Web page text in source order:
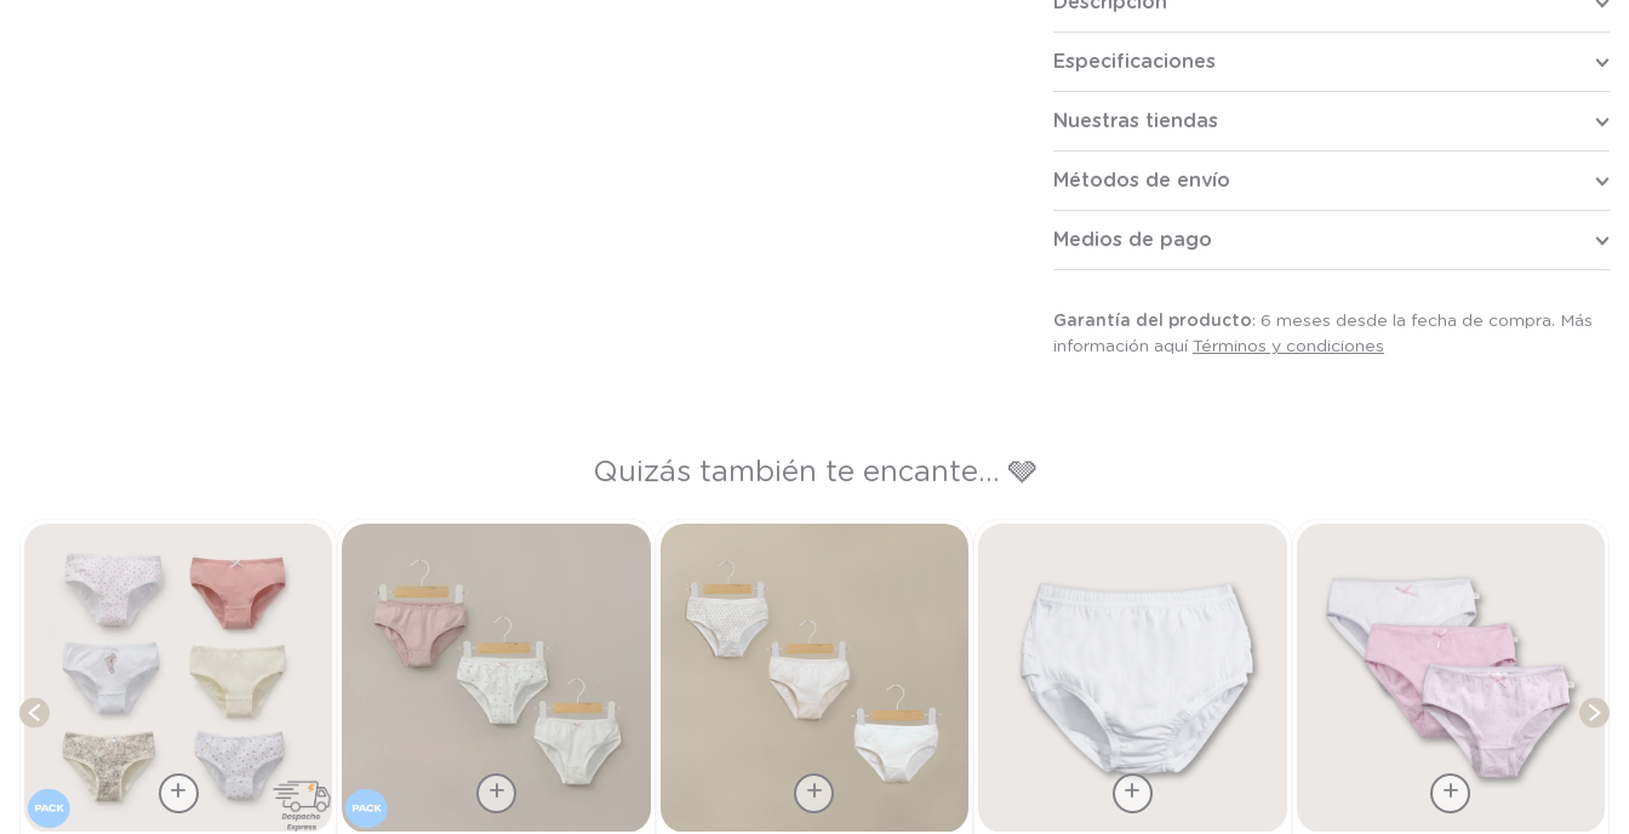
Especificaciones
Nuestras tiendas
Métodos de envío
Medios de pago
Garantía del producto: 6 meses desde la fecha de compra. Más
información aquí Términos y condiciones
Quizás también te encante... 🩶